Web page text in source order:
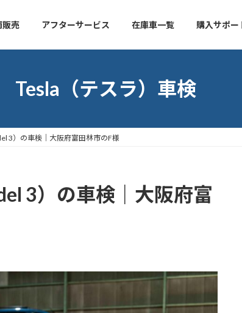
販売 アフターサービス 在庫車一覧 購入サポー
Tesla（テスラ）車検
3）の車検｜大阪府富田林市のF様
3）の車検｜大阪府富